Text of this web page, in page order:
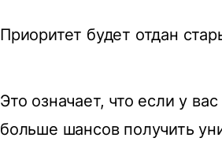
Приоритет будет отдан
Это означает, что если у
больше шансов получить